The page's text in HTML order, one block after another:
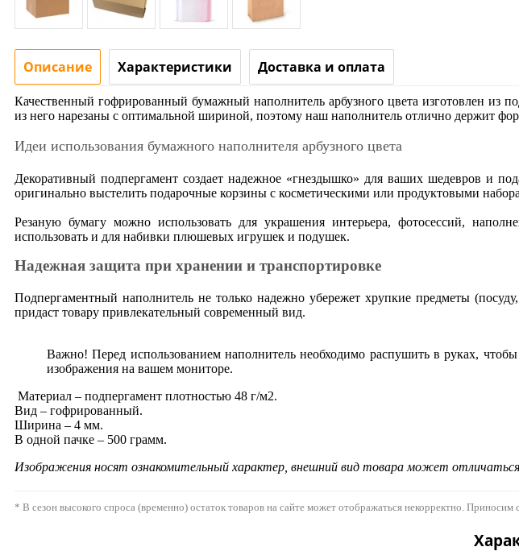
Описание Характеристики Доставка и оплата
Качественный гофрированный бумажный наполнитель арбузного цвета изготовлен из
из него нарезаны с оптимальной шириной, поэтому наш наполнитель отлично держит
Идеи использования бумажного наполнителя арбузного цвета
Декоративный подпергамент создает надежное «гнездышко» для ваших шедевров и
оригинально выстелить подарочные корзины с косметическими или продуктовыми
Резаную бумагу можно использовать для украшения интерьера, фотосессий,
использовать и для набивки плюшевых игрушек и подушек.
Надежная защита при хранении и транспортировке
Подпергаментный наполнитель не только надежно убережет хрупкие предметы
придаст товару привлекательный современный вид.
Важно! Перед использованием наполнитель необходимо распушить в руках,
изображения на вашем мониторе.
Материал – подпергамент плотностью 48 г/м2.
Вид – гофрированный.
Ширина – 4 мм.
В одной пачке – 500 грамм.
Изображения носят ознакомительный характер, внешний вид товара может
* В сезон высокого спроса (временно) остаток товаров на сайте может отображаться некорректно. Приносим